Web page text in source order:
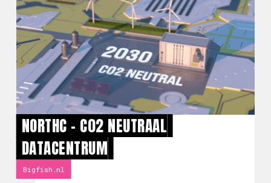
NORTHC - C02 NEUTRAAL
DATACENTRUM
Bigfish.nl